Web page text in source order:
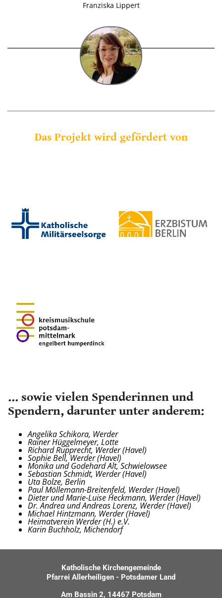
Franziska Lippert
Das Projekt wird gefördert von
... sowie vielen Spenderinnen und
Spendern, darunter unter anderem:
Angelika Schikora, Werder
Rainer Hüggelmeyer, Lotte
Richard Rupprecht, Werder (Havel)
Sophie Bell, Werder (Havel)
Monika und Godehard Alt, Schwielowsee
Sebastian Schmidt, Werder (Havel)
Uta Bolze, Berlin
Paul Möllemann-Breitenfeld, Werder (Havel)
Dieter und Marie-Luise Heckmann, Werder (Havel)
Dr. Andrea und Andreas Lorenz, Werder (Havel)
Michael Hintzmann, Werder (Havel)
Heimatverein Werder (H.) e.V.
Karin Buchholz, Michendorf
Katholische Kirchengemeinde
Pfarrei Allerheiligen - Potsdamer Land
Am Bassin 2, 14467 Potsdam